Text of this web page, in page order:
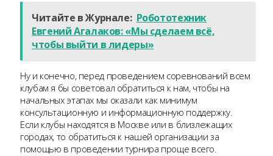
Читайте в Журнале: Робототехник
Евгений Агалаков: «Мы сделаем всё,
чтобы выйти в лидеры»
Ну и конечно, перед проведением соревнований всем
клубам я бы советовал обратиться к нам, чтобы на
начальных этапах мы оказали как минимум
консультационную и информационную поддержку.
Если клубы находятся в Москве или в близлежащих
городах, то обратиться к нашей организации за
помощью в проведении турнира проще всего.